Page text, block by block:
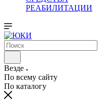
РЕАБИЛИТАЦИИ
Везде
По всему сайту
По каталогу